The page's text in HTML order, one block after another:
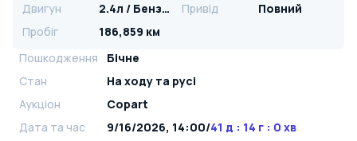
Двигун 2.4л / Бензин Привід
Повний
Пробіг
186,859 км
Пошкодження
Бічне
Стан
На ​​ходу та русі
Аукціон
Copart
Дата та час
9/16/2026, 14:00/41 д : 14 г : 0 хв